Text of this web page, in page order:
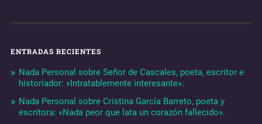
ENTRADAS RECIENTES
Nada Personal sobre Señor de Cascales, poeta, escritor e
historiador: «Intratablemente interesante».
Nada Personal sobre Cristina García Barreto, poeta y
escritora: «Nada peor que lata un corazón fallecido».